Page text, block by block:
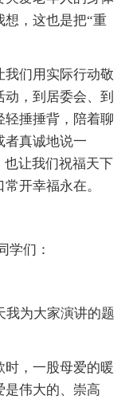
，这也是把“重
我们用实际行动敬
，到居委会、到
轻捶捶背，陪着聊
者真诚地说一
也让我们祝福天下
开幸福永在。
学们：
我为大家演讲的题
时，一股母爱的暖
是伟大的、崇高